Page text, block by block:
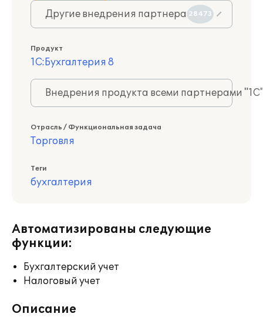
Другие внедрения партнера 28473
Продукт
1С:Бухгалтерия 8
Внедрения продукта всеми партнерами
Отрасль / Функциональная задача
Торговля
Теги
бухгалтерия
Автоматизированы следующие
функции:
Бухгалтерский учет
Налоговый учет
Описание